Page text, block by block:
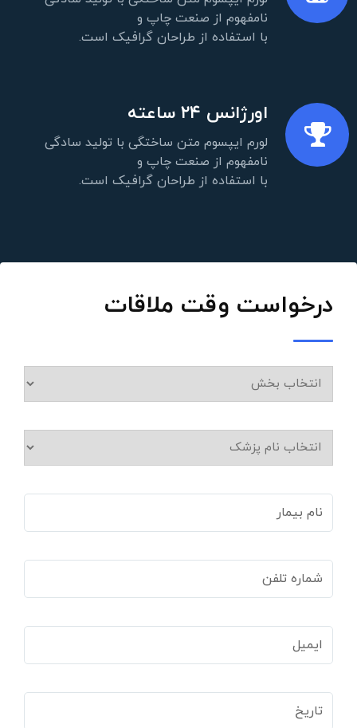
نامفهوم از صنعت چاپ و
با استفاده از طراحان گرافیک است.
اورژانس ۲۴ ساعته
لورم ایپسوم متن ساختگی با تولید سادگی
نامفهوم از صنعت چاپ و
با استفاده از طراحان گرافیک است.
درخواست وقت ملاقات